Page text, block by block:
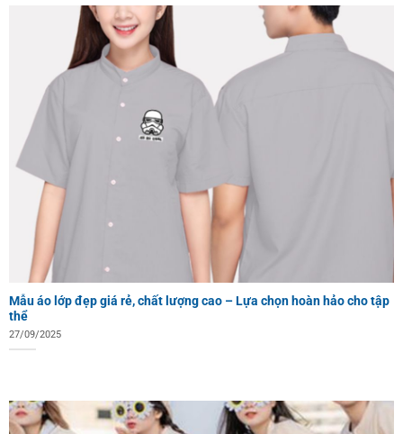
Mẫu áo lớp đẹp giá rẻ, chất lượng cao – Lựa chọn hoàn hảo cho tập
thể
27/09/2025